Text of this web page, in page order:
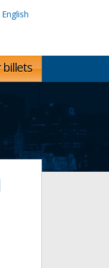
English
billets